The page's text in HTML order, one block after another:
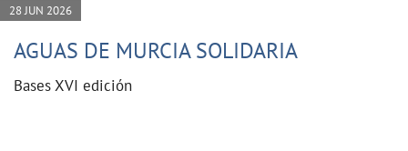
28 JUN 2026
AGUAS DE MURCIA SOLIDARIA
Bases XVI edición